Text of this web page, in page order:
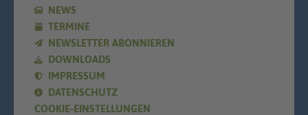
NEWS
TERMINE
NEWSLETTER ABONNIEREN
DOWNLOADS
IMPRESSUM
DATENSCHUTZ
COOKIE-EINSTELLUNGEN